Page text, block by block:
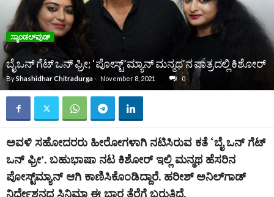
ಸ್ಯಾಂಡಲ್‌ವುಡ್‌
ಬೈ ಒನ್ ಗೆಟ್ ಒನ್ ಫ್ರೀ; ‘ಪೋಸ್ಟ್’ಮ್ಯಾನ್ ಮನ್ಮಥ’ನ ಪಾತ್ರದಲ್ಲಿ ಕಿಶೋರ್
ByShashidhar Chitradurga- November 8, 2021 0
ಅವಳಿ ಸಹೋದರರು ಹೀರೋಗಳಾಗಿ ನಟಿಸಿರುವ ಕತೆ ‘ಬೈ ಒನ್ ಗೆಟ್
ಒನ್‌ ಫ್ರೀ’. ಬಹುಭಾಷಾ ನಟ ಕಿಶೋರ್ ಇಲ್ಲಿ ಮನ್ಮಥ ಹೆಸರಿನ
ಪೋಸ್ಟ್‌ಮ್ಯಾನ್ ಆಗಿ ಕಾಣಿಸಿಕೊಂಡಿದ್ದಾರೆ. ಹರೀಶ್ ಅನಿಲ್‌ಗಾಡ್
ನಿರ್ದೇಶನದ ಸಿನಿಮಾ ಈ ಬಾರ ತೆರೆಗೆ ಬರುತ್ತಿದೆ.